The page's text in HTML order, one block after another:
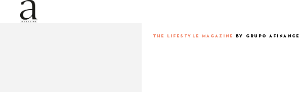
THE LIFESTYLE MA GAZINE BY GRUPO AFINANCE